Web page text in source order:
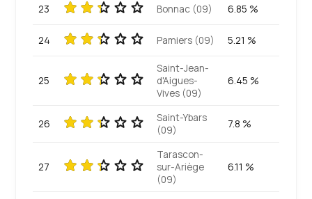
23 Bonnac (09) 6.85 %
24 Pamiers (09) 5.21 %
25
Saint-Jean-
d'Aigues-
Vives (09)
6.45 %
26
Saint-Ybars
(09)
7.8 %
27
Tarascon-
sur-Ariège
(09)
6.11 %